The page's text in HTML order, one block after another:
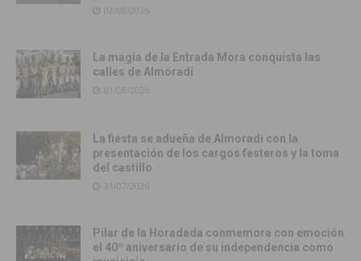
02/08/2026
La magia de la Entrada Mora conquista las
calles de Almoradí
01/08/2026
La fiesta se adueña de Almoradí con la
presentación de los cargos festeros y la toma
del castillo
31/07/2026
Pilar de la Horadada conmemora con emoción
el 40º aniversario de su independencia como